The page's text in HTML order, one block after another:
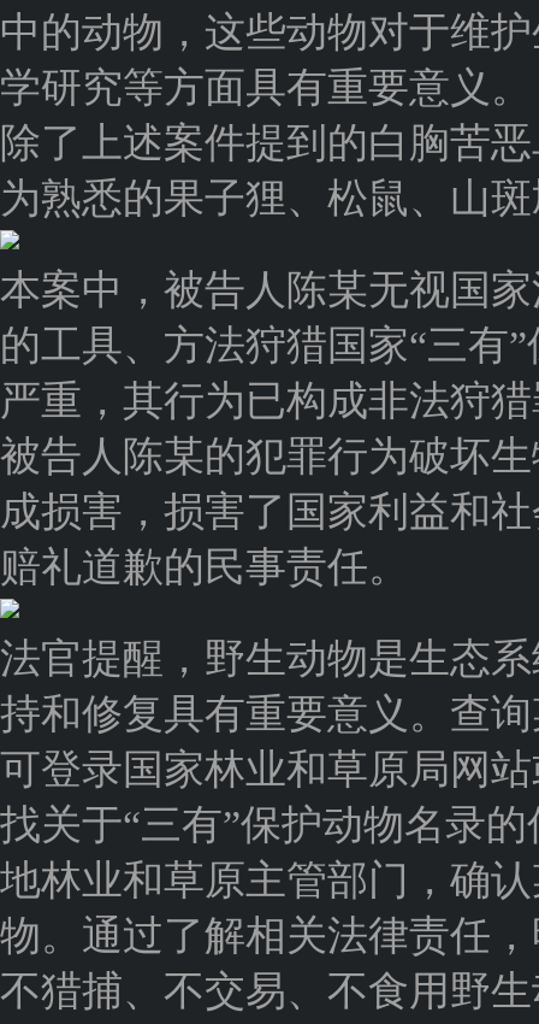
中的动物，这些动物对于维
学研究等方面具有重要意义。
除了上述案件提到的白胸苦
为熟悉的果子狸、松鼠、山
本案中，被告人陈某无视国
的工具、方法狩猎国家“三有
严重，其行为已构成非法狩
被告人陈某的犯罪行为破坏
成损害，损害了国家利益和
赔礼道歉的民事责任。
法官提醒，野生动物是生态
持和修复具有重要意义。查
可登录国家林业和草原局网
找关于“三有”保护动物名录
地林业和草原主管部门，确
物。通过了解相关法律责任
不猎捕、不交易、不食用野